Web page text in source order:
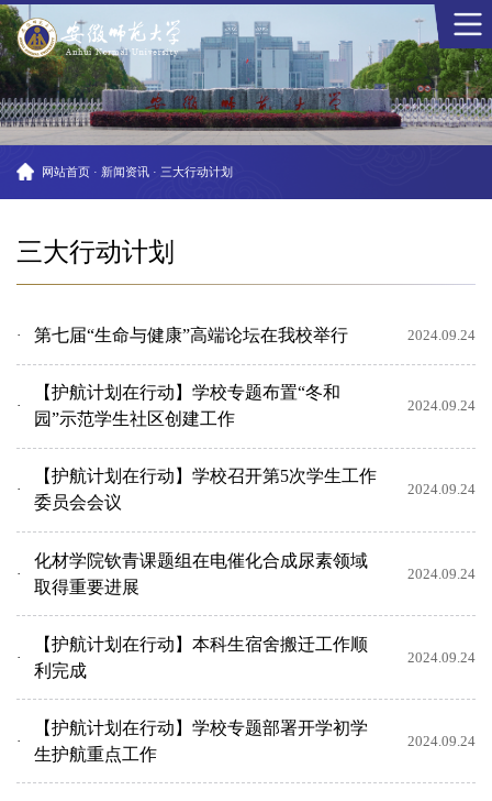
网站首页 · 新闻资讯 · 三大行动计划
三大行动计划
第七届“生命与健康”高端论坛在我校举行 2024.09.24
【护航计划在行动】学校专题布置“冬和
园”示范学生社区创建工作
2024.09.24
【护航计划在行动】学校召开第5次学生工作
委员会会议
2024.09.24
化材学院钦青课题组在电催化合成尿素领域
取得重要进展
2024.09.24
【护航计划在行动】本科生宿舍搬迁工作顺
利完成
2024.09.24
【护航计划在行动】学校专题部署开学初学
生护航重点工作
2024.09.24